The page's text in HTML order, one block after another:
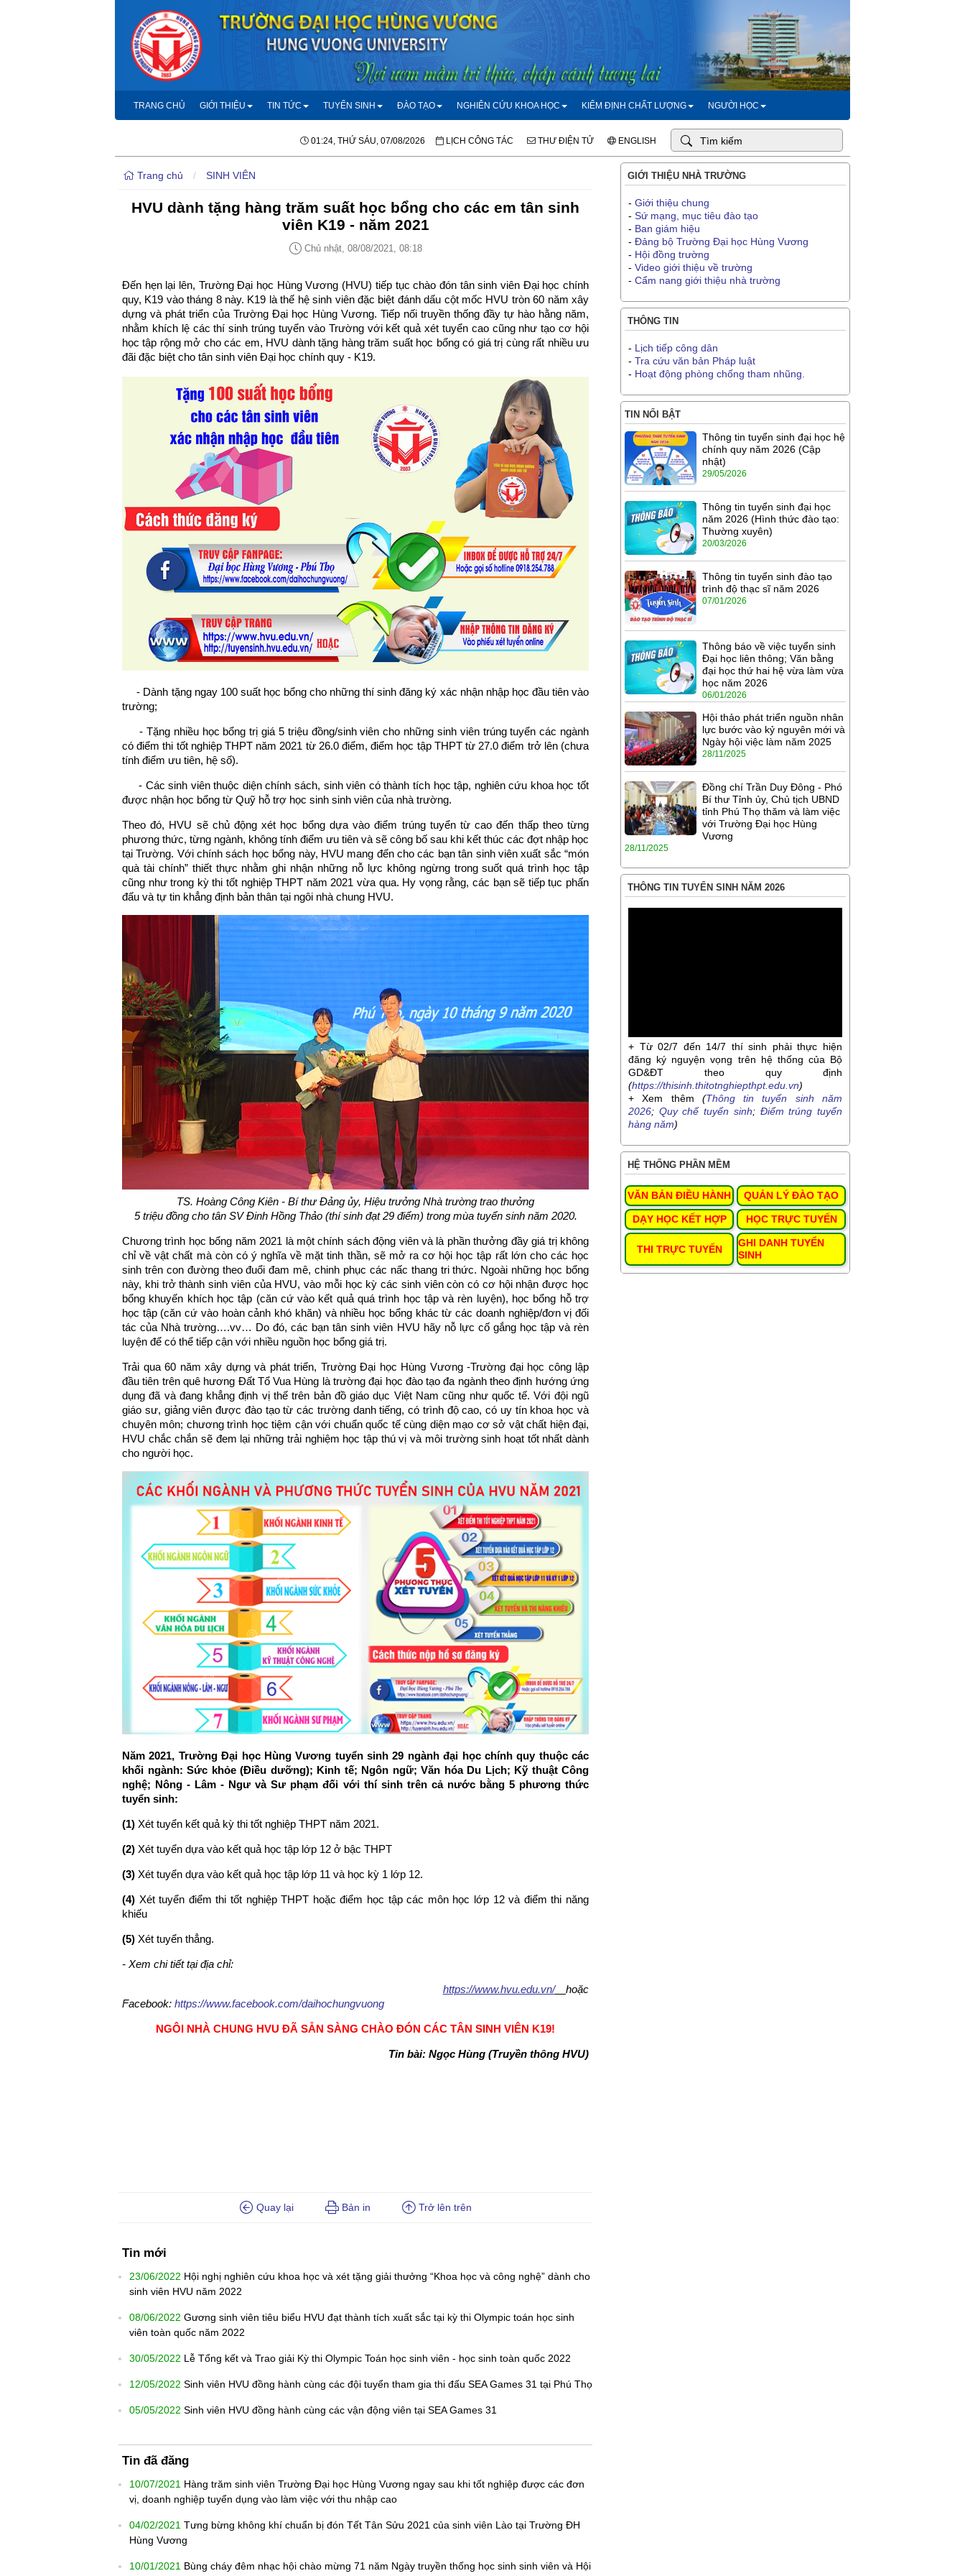
TRANG CHỦ GIỚI THIỆU TIN TỨC TUYỂN SINH ĐÀO TẠO NGHIÊN CỨU KHOA HỌC KIỂM ĐỊNH CHẤT LƯỢNG NGƯỜI HỌC
01:24, THỨ SÁU, 07/08/2026 LỊCH CÔNG TÁC THƯ ĐIỆN TỬ ENGLISH
Trang chủ / SINH VIÊN
HVU dành tặng hàng trăm suất học bổng cho các em tân sinh
viên K19 - năm 2021
Chủ nhật, 08/08/2021, 08:18
Đến hẹn lại lên, Trường Đại học Hùng Vương (HVU) tiếp tục chào đón tân sinh viên Đại học chính
quy, K19 vào tháng 8 này. K19 là thế hệ sinh viên đặc biệt đánh dấu cột mốc HVU tròn 60 năm xây
dựng và phát triển của Trường Đại học Hùng Vương. Tiếp nối truyền thống đầy tự hào hằng năm,
nhằm khích lệ các thí sinh trúng tuyển vào Trường với kết quả xét tuyển cao cũng như tạo cơ hội
học tập rộng mở cho các em, HVU dành tặng hàng trăm suất học bổng có giá trị cùng rất nhiều ưu
đãi đặc biệt cho tân sinh viên Đại học chính quy - K19.
- Dành tặng ngay 100 suất học bổng cho những thí sinh đăng ký xác nhận nhập học đầu tiên vào
trường;
- Tặng nhiều học bổng trị giá 5 triệu đồng/sinh viên cho những sinh viên trúng tuyển các ngành
có điểm thi tốt nghiệp THPT năm 2021 từ 26.0 điểm, điểm học tập THPT từ 27.0 điểm trở lên (chưa
tính điểm ưu tiên, hệ số).
- Các sinh viên thuộc diện chính sách, sinh viên có thành tích học tập, nghiên cứu khoa học tốt
được nhận học bổng từ Quỹ hỗ trợ học sinh sinh viên của nhà trường.
Theo đó, HVU sẽ chủ động xét học bổng dựa vào điểm trúng tuyển từ cao đến thấp theo từng
phương thức, từng ngành, không tính điểm ưu tiên và sẽ công bố sau khi kết thúc các đợt nhập học
tại Trường. Với chính sách học bổng này, HVU mang đến cho các bạn tân sinh viên xuất sắc “món
quà tài chính” thiết thực nhằm ghi nhận những nỗ lực không ngừng trong suốt quá trình học tập
cũng như trong kỳ thi tốt nghiệp THPT năm 2021 vừa qua. Hy vọng rằng, các bạn sẽ tiếp tục phấn
đấu và tự tin khẳng định bản thân tại ngôi nhà chung HVU.
TS. Hoàng Công Kiên - Bí thư Đảng ủy, Hiệu trưởng Nhà trường trao thưởng
5 triệu đồng cho tân SV Đinh Hồng Thảo (thí sinh đạt 29 điểm) trong mùa tuyển sinh năm 2020.
Chương trình học bổng năm 2021 là một chính sách động viên và là phần thưởng đầy giá trị không
chỉ về vật chất mà còn có ý nghĩa về mặt tinh thần, sẽ mở ra cơ hội học tập rất lớn cho các học
sinh trên con đường theo đuổi đam mê, chinh phục các nấc thang tri thức. Ngoài những học bổng
này, khi trở thành sinh viên của HVU, vào mỗi học kỳ các sinh viên còn có cơ hội nhận được học
bổng khuyến khích học tập (căn cứ vào kết quả quá trình học tập và rèn luyện), học bổng hỗ trợ
học tập (căn cứ vào hoàn cảnh khó khăn) và nhiều học bổng khác từ các doanh nghiệp/đơn vị đối
tác của Nhà trường….vv… Do đó, các bạn tân sinh viên HVU hãy nỗ lực cố gắng học tập và rèn
luyện để có thể tiếp cận với nhiều nguồn học bổng giá trị.
Trải qua 60 năm xây dựng và phát triển, Trường Đại học Hùng Vương -Trường đại học công lập
đầu tiên trên quê hương Đất Tổ Vua Hùng là trường đại học đào tạo đa ngành theo định hướng ứng
dụng đã và đang khẳng định vị thế trên bản đồ giáo dục Việt Nam cũng như quốc tế. Với đội ngũ
giáo sư, giảng viên được đào tạo từ các trường danh tiếng, có trình độ cao, có uy tín khoa học và
chuyên môn; chương trình học tiệm cận với chuẩn quốc tế cùng diện mạo cơ sở vật chất hiện đại,
HVU chắc chắn sẽ đem lại những trải nghiệm học tập thú vị và môi trường sinh hoạt tốt nhất dành
cho người học.
Năm 2021, Trường Đại học Hùng Vương tuyển sinh 29 ngành đại học chính quy thuộc các
khối ngành: Sức khỏe (Điều dưỡng); Kinh tế; Ngôn ngữ; Văn hóa Du Lịch; Kỹ thuật Công
nghệ; Nông - Lâm - Ngư và Sư phạm đối với thí sinh trên cả nước bằng 5 phương thức
tuyển sinh:
(1) Xét tuyển kết quả kỳ thi tốt nghiệp THPT năm 2021.
(2) Xét tuyển dựa vào kết quả học tập lớp 12 ở bậc THPT
(3) Xét tuyển dựa vào kết quả học tập lớp 11 và học kỳ 1 lớp 12.
(4) Xét tuyển điểm thi tốt nghiệp THPT hoặc điểm học tập các môn học lớp 12 và điểm thi năng
khiếu
(5) Xét tuyển thẳng.
- Xem chi tiết tại địa chỉ:
https://www.hvu.edu.vn/
hoặc
Facebook: https://www.facebook.com/daihochungvuong
NGÔI NHÀ CHUNG HVU ĐÃ SẴN SÀNG CHÀO ĐÓN CÁC TÂN SINH VIÊN K19!
Tin bài: Ngọc Hùng (Truyền thông HVU)
Quay lại Bản in Trở lên trên
Tin mới
23/06/2022 Hội nghị nghiên cứu khoa học và xét tặng giải thưởng “Khoa học và công nghệ” dành cho
sinh viên HVU năm 2022
08/06/2022 Gương sinh viên tiêu biểu HVU đạt thành tích xuất sắc tại kỳ thi Olympic toán học sinh
viên toàn quốc năm 2022
30/05/2022 Lễ Tổng kết và Trao giải Kỳ thi Olympic Toán học sinh viên - học sinh toàn quốc 2022
12/05/2022 Sinh viên HVU đồng hành cùng các đội tuyển tham gia thi đấu SEA Games 31 tại Phú Thọ
05/05/2022 Sinh viên HVU đồng hành cùng các vận động viên tại SEA Games 31
Tin đã đăng
10/07/2021 Hàng trăm sinh viên Trường Đại học Hùng Vương ngay sau khi tốt nghiệp được các đơn
vị, doanh nghiệp tuyển dụng vào làm việc với thu nhập cao
04/02/2021 Tưng bừng không khí chuẩn bị đón Tết Tân Sửu 2021 của sinh viên Lào tại Trường ĐH
Hùng Vương
10/01/2021 Bùng cháy đêm nhạc hội chào mừng 71 năm Ngày truyền thống học sinh sinh viên và Hội
GIỚI THIỆU NHÀ TRƯỜNG
- Giới thiệu chung
- Sứ mạng, mục tiêu đào tạo
- Ban giám hiệu
- Đảng bộ Trường Đại học Hùng Vương
- Hội đồng trường
- Video giới thiệu về trường
- Cẩm nang giới thiệu nhà trường
THÔNG TIN
- Lịch tiếp công dân
- Tra cứu văn bản Pháp luật
- Hoạt động phòng chống tham nhũng.
TIN NỔI BẬT
Thông tin tuyển sinh đại học hệ
chính quy năm 2026 (Cập
nhật)
29/05/2026
Thông tin tuyển sinh đại học
năm 2026 (Hình thức đào tạo:
Thường xuyên)
20/03/2026
Thông tin tuyển sinh đào tạo
trình độ thạc sĩ năm 2026
07/01/2026
Thông báo về việc tuyển sinh
Đại học liên thông; Văn bằng
đại học thứ hai hệ vừa làm vừa
học năm 2026
06/01/2026
Hội thảo phát triển nguồn nhân
lực bước vào kỷ nguyên mới và
Ngày hội việc làm năm 2025
28/11/2025
Đồng chí Trần Duy Đông - Phó
Bí thư Tỉnh ủy, Chủ tịch UBND
tỉnh Phú Thọ thăm và làm việc
với Trường Đại học Hùng
Vương
28/11/2025
THÔNG TIN TUYỂN SINH NĂM 2026
+ Từ 02/7 đến 14/7 thí sinh phải thực hiện
đăng ký nguyện vọng trên hệ thống của Bộ
GD&ĐT theo quy định
(https://thisinh.thitotnghiepthpt.edu.vn)
+ Xem thêm (Thông tin tuyển sinh năm
2026; Quy chế tuyển sinh; Điểm trúng tuyển
hàng năm)
HỆ THỐNG PHẦN MỀM
VĂN BẢN ĐIỀU HÀNH QUẢN LÝ ĐÀO TẠO
DẠY HỌC KẾT HỢP HỌC TRỰC TUYẾN
THI TRỰC TUYẾN
GHI DANH TUYỂN
SINH